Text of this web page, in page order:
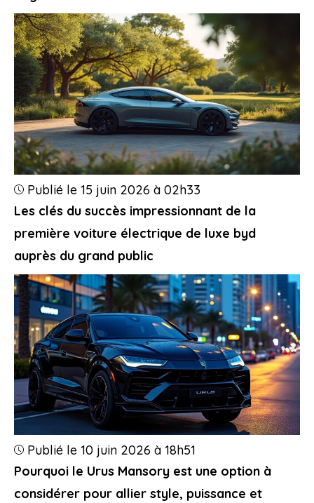
Les clés du succès impressionnant de la
première voiture électrique de luxe byd
auprès du grand public
Publié le 15 juin 2026 à 02h33
Pourquoi le Urus Mansory est une option à
considérer pour allier style, puissance et
Publié le 10 juin 2026 à 18h51